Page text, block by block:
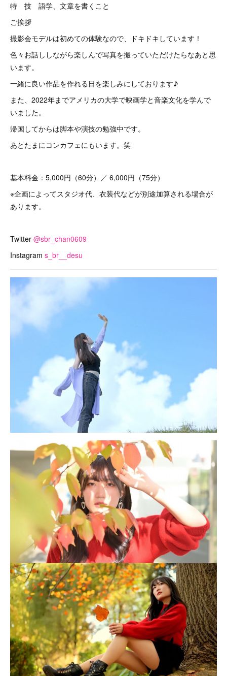
特 技 語学、文章を書くこと
ご挨拶
撮影会モデルは初めての体験なので、ドキドキしています！
色々お話ししながら楽しんで写真を撮っていただけたらなあと思
います。
一緒に良い作品を作れる日を楽しみにしております♪
また、2022年までアメリカの大学で映画学と音楽文化を学んで
いました。
帰国してからは脚本や演技の勉強中です。
あとたまにコンカフェにもいます。笑
基本料金：5,000円（60分）／ 6,000円（75分）
※企画によってスタジオ代、衣装代などが別途加算される場合が
あります。
Twitter @sbr_chan0609
Instagram s_br__desu